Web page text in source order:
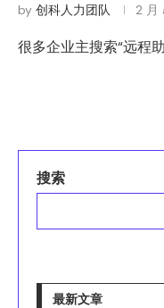
by 创科人力团队 2 月
很多企业主搜索“远程
搜索
最新文章